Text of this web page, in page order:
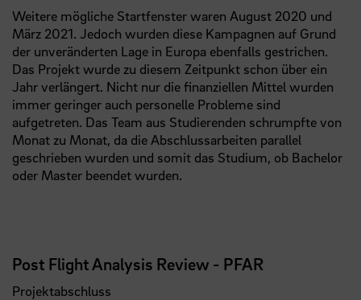
Weitere mögliche Startfenster waren August 2020 und
März 2021. Jedoch wurden diese Kampagnen auf Grund
der unveränderten Lage in Europa ebenfalls gestrichen.
Das Projekt wurde zu diesem Zeitpunkt schon über ein
Jahr verlängert. Nicht nur die finanziellen Mittel wurden
immer geringer auch personelle Probleme sind
aufgetreten. Das Team aus Studierenden schrumpfte von
Monat zu Monat, da die Abschlussarbeiten parallel
geschrieben wurden und somit das Studium, ob Bachelor
oder Master beendet wurden.
Post Flight Analysis Review - PFAR
Projektabschluss